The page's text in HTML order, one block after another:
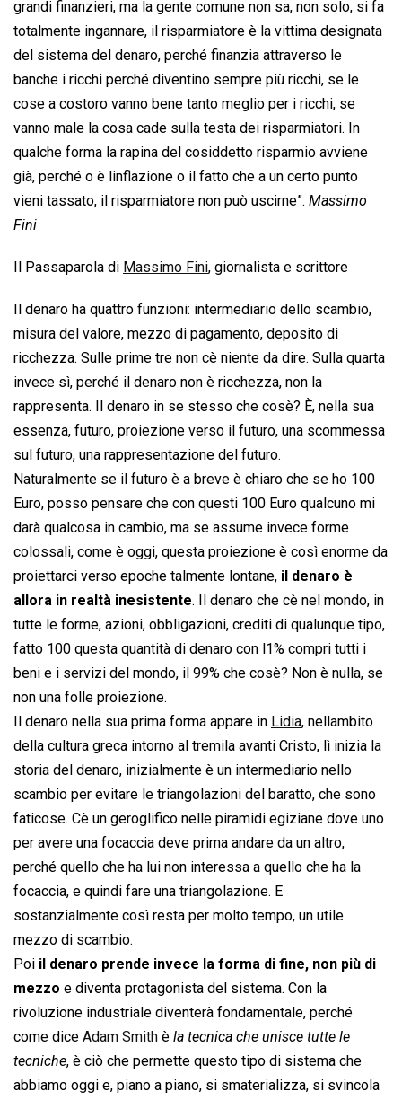
grandi finanzieri, ma la gente comune non sa, non solo, si fa
totalmente ingannare, il risparmiatore è la vittima designata
del sistema del denaro, perché finanzia attraverso le
banche i ricchi perché diventino sempre più ricchi, se le
cose a costoro vanno bene tanto meglio per i ricchi, se
vanno male la cosa cade sulla testa dei risparmiatori. In
qualche forma la rapina del cosiddetto risparmio avviene
già, perché o è linflazione o il fatto che a un certo punto
vieni tassato, il risparmiatore non può uscirne”. Massimo
Fini
Il Passaparola di Massimo Fini, giornalista e scrittore
Il denaro ha quattro funzioni: intermediario dello scambio,
misura del valore, mezzo di pagamento, deposito di
ricchezza. Sulle prime tre non cè niente da dire. Sulla quarta
invece sì, perché il denaro non è ricchezza, non la
rappresenta. Il denaro in se stesso che cosè? È, nella sua
essenza, futuro, proiezione verso il futuro, una scommessa
sul futuro, una rappresentazione del futuro.
Naturalmente se il futuro è a breve è chiaro che se ho 100
Euro, posso pensare che con questi 100 Euro qualcuno mi
darà qualcosa in cambio, ma se assume invece forme
colossali, come è oggi, questa proiezione è così enorme da
proiettarci verso epoche talmente lontane, il denaro è
allora in realtà inesistente. Il denaro che cè nel mondo, in
tutte le forme, azioni, obbligazioni, crediti di qualunque tipo,
fatto 100 questa quantità di denaro con l1% compri tutti i
beni e i servizi del mondo, il 99% che cosè? Non è nulla, se
non una folle proiezione.
Il denaro nella sua prima forma appare in Lidia, nellambito
della cultura greca intorno al tremila avanti Cristo, lì inizia la
storia del denaro, inizialmente è un intermediario nello
scambio per evitare le triangolazioni del baratto, che sono
faticose. Cè un geroglifico nelle piramidi egiziane dove uno
per avere una focaccia deve prima andare da un altro,
perché quello che ha lui non interessa a quello che ha la
focaccia, e quindi fare una triangolazione. E
sostanzialmente così resta per molto tempo, un utile
mezzo di scambio.
Poi il denaro prende invece la forma di fine, non più di
mezzo e diventa protagonista del sistema. Con la
rivoluzione industriale diventerà fondamentale, perché
come dice Adam Smith è  la tecnica che unisce tutte le
tecniche, è ciò che permette questo tipo di sistema che
abbiamo oggi e, piano a piano, si smaterializza, si svincola